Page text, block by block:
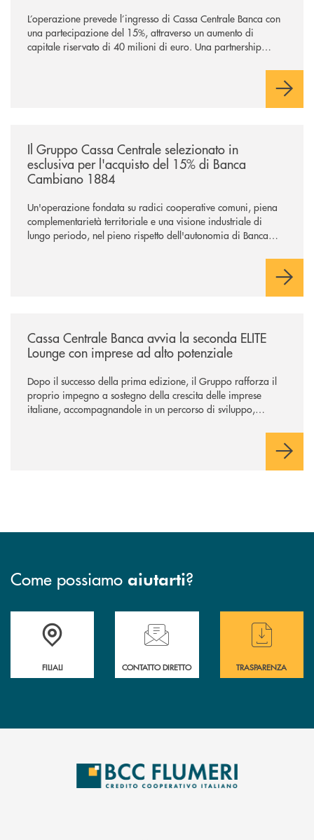
L’operazione prevede l’ingresso di Cassa Centrale Banca con
una partecipazione del 15%, attraverso un aumento di
capitale riservato di 40 milioni di euro. Una partnership
comuni e sulla prossimità ai territori, per ampliare l’offerta e
Il Gruppo Cassa Centrale selezionato in
esclusiva per l'acquisto del 15% di Banca
Cambiano 1884
Un'operazione fondata su radici cooperative comuni, piena
complementarietà territoriale e una visione industriale di
lungo periodo, nel pieno rispetto dell'autonomia di Banca
negoziazione esclusiva per la finalizzazione dell’operazione.
Cassa Centrale Banca avvia la seconda ELITE
Lounge con imprese ad alto potenziale
Dopo il successo della prima edizione, il Gruppo rafforza il
proprio impegno a sostegno della crescita delle imprese
italiane, accompagnandole in un percorso di sviluppo,
Come possiamo aiutarti?
Trova la filiale più vicina a te
FILIALI
Hai bisogno di assistenza immediata ?
CONTATTO DIRETTO
Hai bisogno di
TRASPARENZA